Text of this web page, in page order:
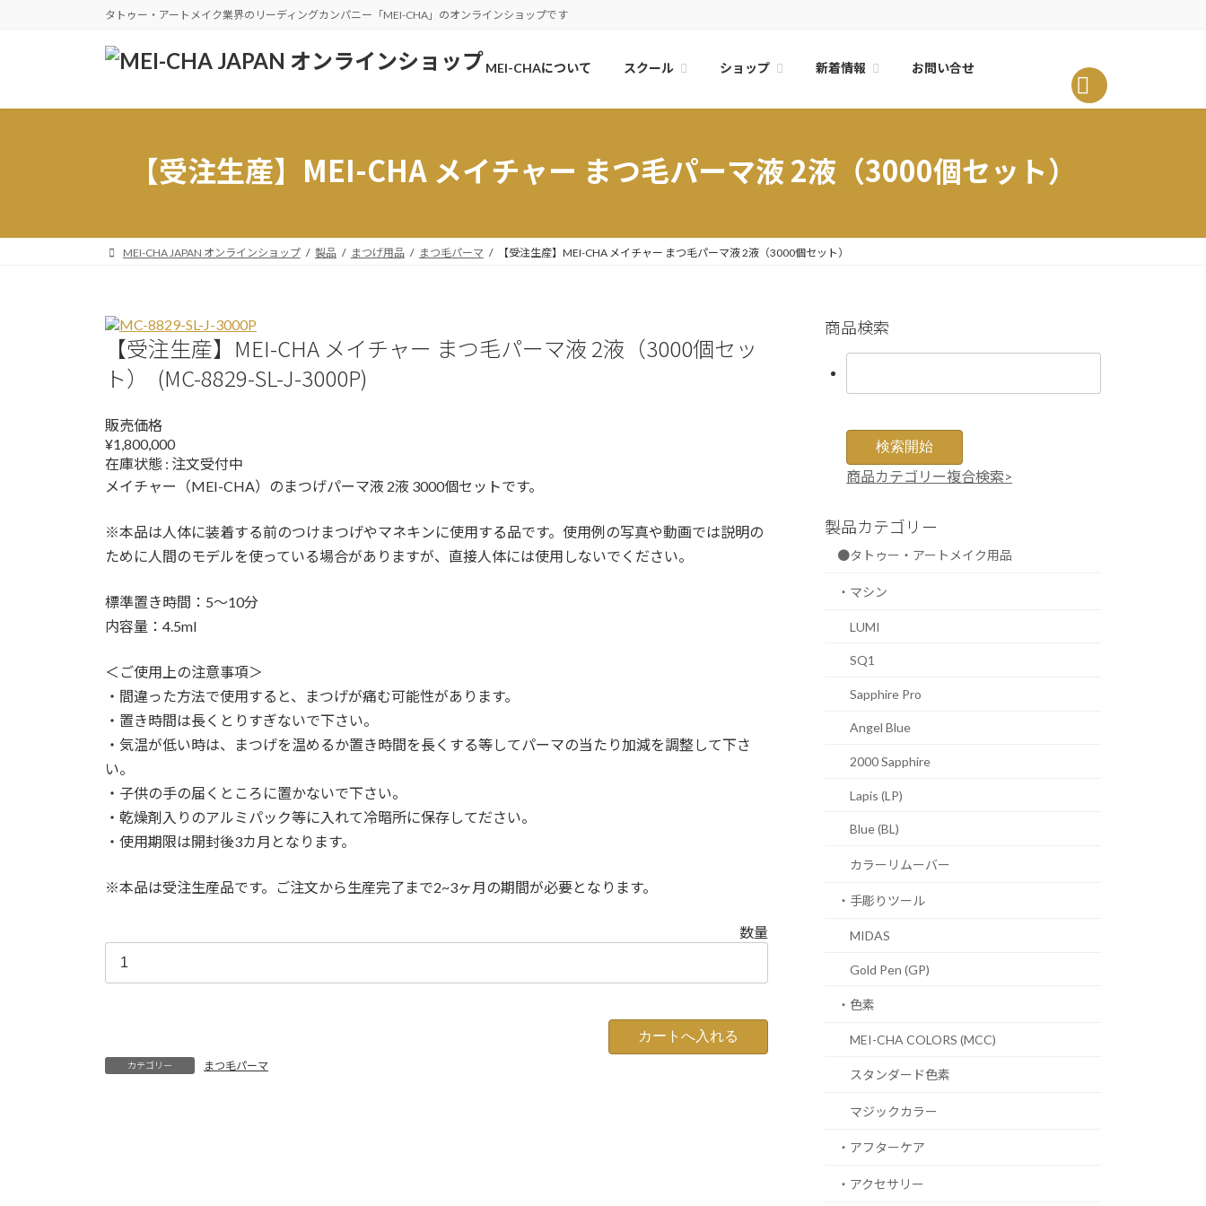
タトゥー・アートメイク業界のリーディングカンパニー「MEI-CHA」のオンラインショップです
MEI-CHAについて スクール ショップ 新着情報 お問い合せ
【受注生産】MEI-CHA メイチャー まつ毛パーマ液 2液（3000個セット）
MEI-CHA JAPAN オンラインショップ 製品 まつげ用品 まつ毛パーマ 【受注生産】MEI-CHA メイチャー まつ毛パーマ液 2液（3000個セット）
【受注生産】MEI-CHA メイチャー まつ毛パーマ液 2液（3000個セッ
ト） (MC-8829-SL-J-3000P)
販売価格
¥1,800,000
在庫状態 : 注文受付中
メイチャー（MEI-CHA）のまつげパーマ液 2液 3000個セットです。
※本品は人体に装着する前のつけまつげやマネキンに使用する品です。使用例の写真や動画では説明の
ために人間のモデルを使っている場合がありますが、直接人体には使用しないでください。
標準置き時間：5〜10分
内容量：4.5ml
＜ご使用上の注意事項＞
・間違った方法で使用すると、まつげが痛む可能性があります。
・置き時間は長くとりすぎないで下さい。
・気温が低い時は、まつげを温めるか置き時間を長くする等してパーマの当たり加減を調整して下さ
い。
・子供の手の届くところに置かないで下さい。
・乾燥剤入りのアルミパック等に入れて冷暗所に保存してださい。
・使用期限は開封後3カ月となります。
※本品は受注生産品です。ご注文から生産完了まで2~3ヶ月の期間が必要となります。
数量
カテゴリー まつ毛パーマ
商品検索
商品カテゴリー複合検索>
製品カテゴリー
●タトゥー・アートメイク用品
・マシン
LUMI
SQ1
Sapphire Pro
Angel Blue
2000 Sapphire
Lapis (LP)
Blue (BL)
カラーリムーバー
・手彫りツール
MIDAS
Gold Pen (GP)
・色素
MEI-CHA COLORS (MCC)
スタンダード色素
マジックカラー
・アフターケア
・アクセサリー